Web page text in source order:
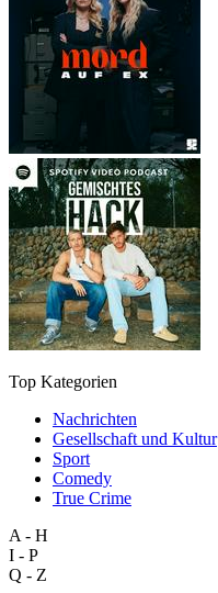
Top Kategorien
Nachrichten
Gesellschaft und Kultur
Sport
Comedy
True Crime
A - H
I - P
Q - Z